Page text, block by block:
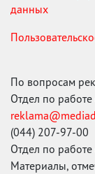
данных
По вопросам
Отдел по
(044) 207-97-00
Отдел по
Материалы,